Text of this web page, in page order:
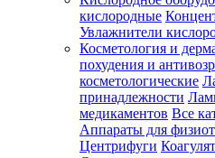
Зарегистрироваться
Зачем
регистрироваться?
кислородные
Увлажнители
Косметология и
похудения и
косметологические
принадлежности
медикаментов Все
Аппараты для
Центрифуги